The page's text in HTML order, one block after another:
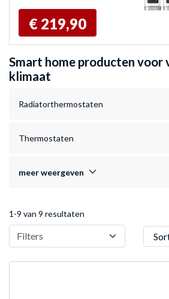
€ 219,90
Smart home producten voor
klimaat
Radiatorthermostaten
Thermostaten
meer weergeven
1-9 van 9 resultaten
Filters